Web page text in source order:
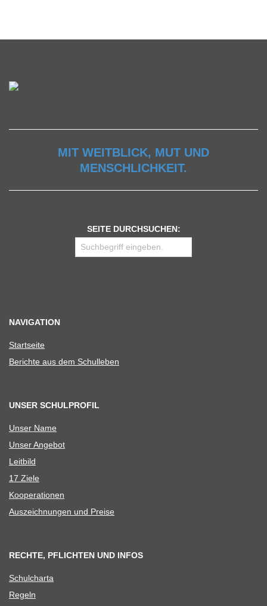
MIT WEITBLICK, MUT UND
MENSCHLICHKEIT.
SEITE DURCHSUCHEN:
NAVIGATION
Start­seite
Berichte aus dem Schulleben
UNSER SCHULPROFIL
Unser Name
Unser Ange­bot
Leit­bild
17 Ziele
Koope­ra­tio­nen
Aus­zeich­nun­gen und Preise
RECHTE, PFLICHTEN UND INFOS
Schul­charta
Regeln